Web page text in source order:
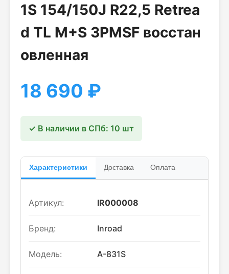
1S 154/150J R22,5 Retrea
d TL M+S 3PMSF восстан
овленная
18 690 ₽
✓ В наличии в СПб: 10 шт
Характеристики Доставка Оплата
Артикул: IR000008
Бренд: Inroad
Модель: A-831S